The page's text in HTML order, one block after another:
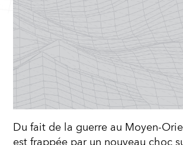
Du fait de la guerre au Moyen-